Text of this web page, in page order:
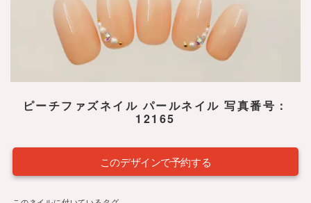
ピーチファズネイル パールネイル 写真番号：
12165
このデザインで予約する